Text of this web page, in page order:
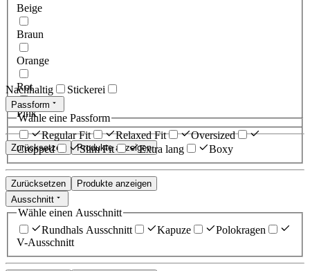
Beige
Braun
Orange
Rot
Pink
Zurücksetzen Produkte anzeigen
Nachhaltig Stickerei
Passform
Wähle eine Passform
Regular Fit
Relaxed Fit
Oversized
Cropped
Slim Fit Extra lang Boxy
Zurücksetzen
Produkte anzeigen
Ausschnitt
Wähle einen Ausschnitt
Rundhals Ausschnitt
Kapuze
Polokragen
V-Ausschnitt